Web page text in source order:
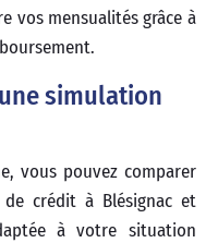
vos mensualités grâce à
simulation
vous pouvez comparer
crédit à Blésignac et
à votre situation